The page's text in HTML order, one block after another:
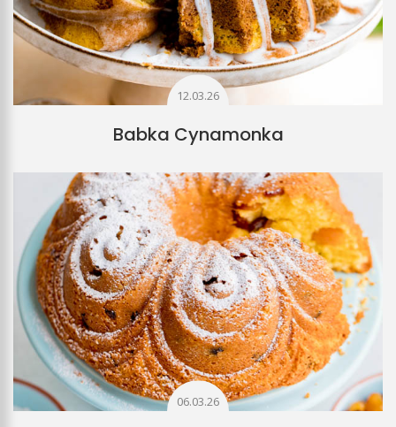
12.03.26
Babka Cynamonka
06.03.26